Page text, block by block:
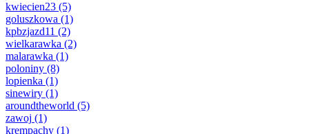
kwiecien23 (5)
goluszkowa (1)
kpbzjazd11 (2)
wielkarawka (2)
malarawka (1)
poloniny (8)
lopienka (1)
sinewiry (1)
aroundtheworld (5)
zawoj (1)
krempachy (1)